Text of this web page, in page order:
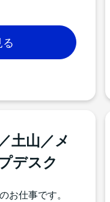
土山／メ
デスク
お仕事です。